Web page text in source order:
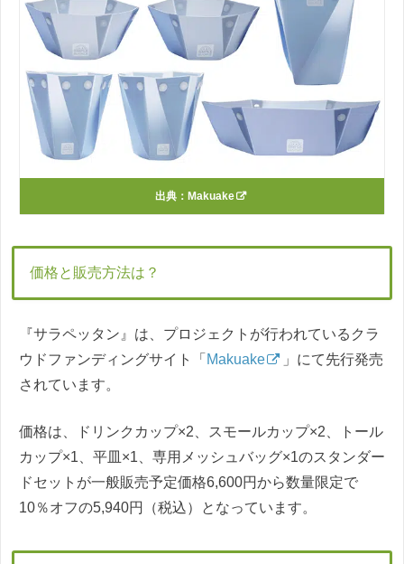
出典： Makuake
価格と販売方法は？
『サラペッタン』は、プロジェクトが行われているクラ
ウドファンディングサイト「 Makuake
」にて先行発売
されています。
価格は、ドリンクカップ×2、スモールカップ×2、トール
カップ×1、平皿×1、専用メッシュバッグ×1のスタンダー
ドセットが一般販売予定価格6,600円から数量限定で
10％オフの5,940円（税込）となっています。